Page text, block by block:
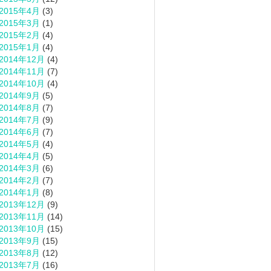
年4月 (3)
年3月 (1)
年2月 (4)
年1月 (4)
年12月 (4)
年11月 (7)
年10月 (4)
年9月 (5)
年8月 (7)
年7月 (9)
年6月 (7)
年5月 (4)
年4月 (5)
年3月 (6)
年2月 (7)
年1月 (8)
年12月 (9)
年11月 (14)
年10月 (15)
年9月 (15)
年8月 (12)
年7月 (16)